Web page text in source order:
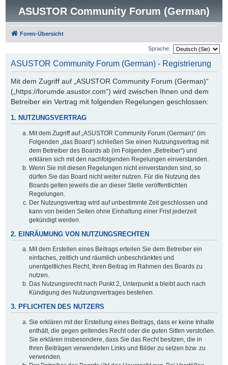
ASUSTOR Community Forum (German)
Foren-Übersicht
Sprache:
ASUSTOR Community Forum (German) - Registrierung
Mit dem Zugriff auf „ASUSTOR Community Forum (German)“
(„https://forumde.asustor.com“) wird zwischen Ihnen und dem
Betreiber ein Vertrag mit folgenden Regelungen geschlossen:
1. NUTZUNGSVERTRAG
Mit dem Zugriff auf „ASUSTOR Community Forum (German)“ (im
Folgenden „das Board“) schließen Sie einen Nutzungsvertrag mit
dem Betreiber des Boards ab (im Folgenden „Betreiber“) und
erklären sich mit den nachfolgenden Regelungen einverstanden.
Wenn Sie mit diesen Regelungen nicht einverstanden sind, so
dürfen Sie das Board nicht weiter nutzen. Für die Nutzung des
Boards gelten jeweils die an dieser Stelle veröffentlichten
Regelungen.
Der Nutzungsvertrag wird auf unbestimmte Zeit geschlossen und
kann von beiden Seiten ohne Einhaltung einer Frist jederzeit
gekündigt werden.
2. EINRÄUMUNG VON NUTZUNGSRECHTEN
Mit dem Erstellen eines Beitrags erteilen Sie dem Betreiber ein
einfaches, zeitlich und räumlich unbeschränktes und
unentgeltliches Recht, Ihren Beitrag im Rahmen des Boards zu
nutzen.
Das Nutzungsrecht nach Punkt 2, Unterpunkt a bleibt auch nach
Kündigung des Nutzungsvertrages bestehen.
3. PFLICHTEN DES NUTZERS
Sie erklären mit der Erstellung eines Beitrags, dass er keine Inhalte
enthält, die gegen geltendes Recht oder die guten Sitten verstoßen.
Sie erklären insbesondere, dass Sie das Recht besitzen, die in
Ihren Beiträgen verwendeten Links und Bilder zu setzen bzw. zu
verwenden.